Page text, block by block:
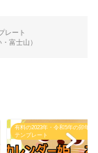
レート
富士山）
有料の2023年・令和5年の卯年用
テンプレート